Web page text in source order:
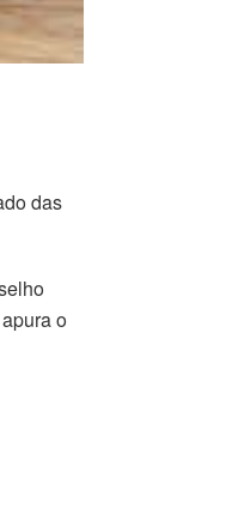
das
o